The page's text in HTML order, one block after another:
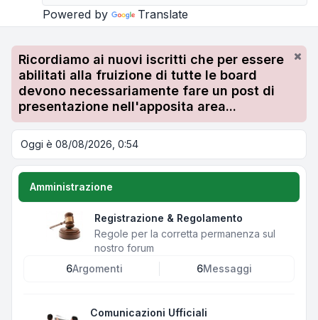
Powered by Translate
Ricordiamo ai nuovi iscritti che per essere
abilitati alla fruizione di tutte le board
devono necessariamente fare un post di
presentazione nell'apposita area...
Oggi è 08/08/2026, 0:54
Amministrazione
Registrazione & Regolamento
Regole per la corretta permanenza sul
nostro forum
6Argomenti 6Messaggi
Comunicazioni Ufficiali